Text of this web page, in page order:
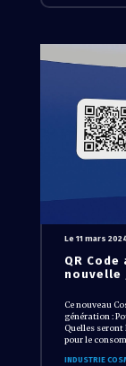
Le 11 mars
QR
nouvelle
Ce nouveau
génération :
Quelles
pour le
INDUSTRIE